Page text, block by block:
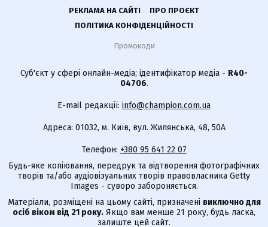
РЕКЛАМА НА САЙТІ
ПРО ПРОЄКТ
ПОЛІТИКА КОНФІДЕНЦІЙНОСТІ
Промокоди
Суб'єкт у сфері онлайн-медіа; ідентифікатор медіа - R40-
04706.
E-mail редакції: info@champion.com.ua
Адреса: 01032, м. Київ, вул. Жилянська, 48, 50А
Телефон: +380 95 641 22 07
Будь-яке копіювання, передрук та відтворення фотографічних
творів та/або аудіовізуальних творів правовласника Getty
Images - суворо забороняється.
Матеріали, розміщені на цьому сайті, призначені виключно для
осіб віком від 21 року. Якщо вам менше 21 року, будь ласка,
залиште цей сайт.